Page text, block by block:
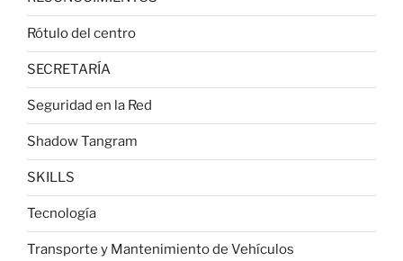
Rótulo del centro
SECRETARÍA
Seguridad en la Red
Shadow Tangram
SKILLS
Tecnología
Transporte y Mantenimiento de Vehículos